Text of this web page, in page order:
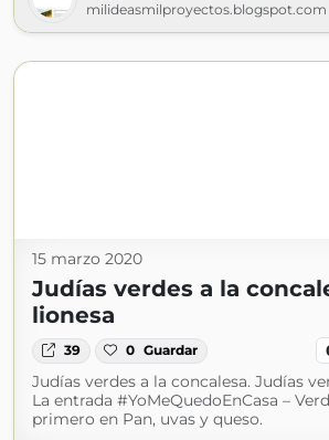
milideasmilproyectos.blogspot.com
15 marzo 2020
Judías verdes a la
lionesa
39 0 Guardar
Judías verdes a la concalesa. Judías
La entrada #YoMeQuedoEnCasa –
primero en Pan, uvas y queso.